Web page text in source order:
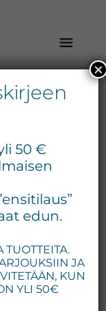
50 €
edun.
TUOTTEITA.
JA
KUN
YLI 50€
×